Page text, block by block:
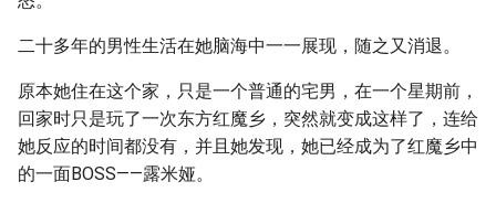
二十多年的男性生活在她脑海中一一展现，随之又消退。
原本她住在这个家，只是一个普通的宅男，在一个星期前，
回家时只是玩了一次东方红魔乡，突然就变成这样了，连给
她反应的时间都没有，并且她发现，她已经成为了红魔乡中
的一面BOSS——露米娅。